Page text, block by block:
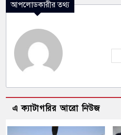
আপলোডকারীর তথ্য
এ ক্যাটাগরির আরো নিউজ